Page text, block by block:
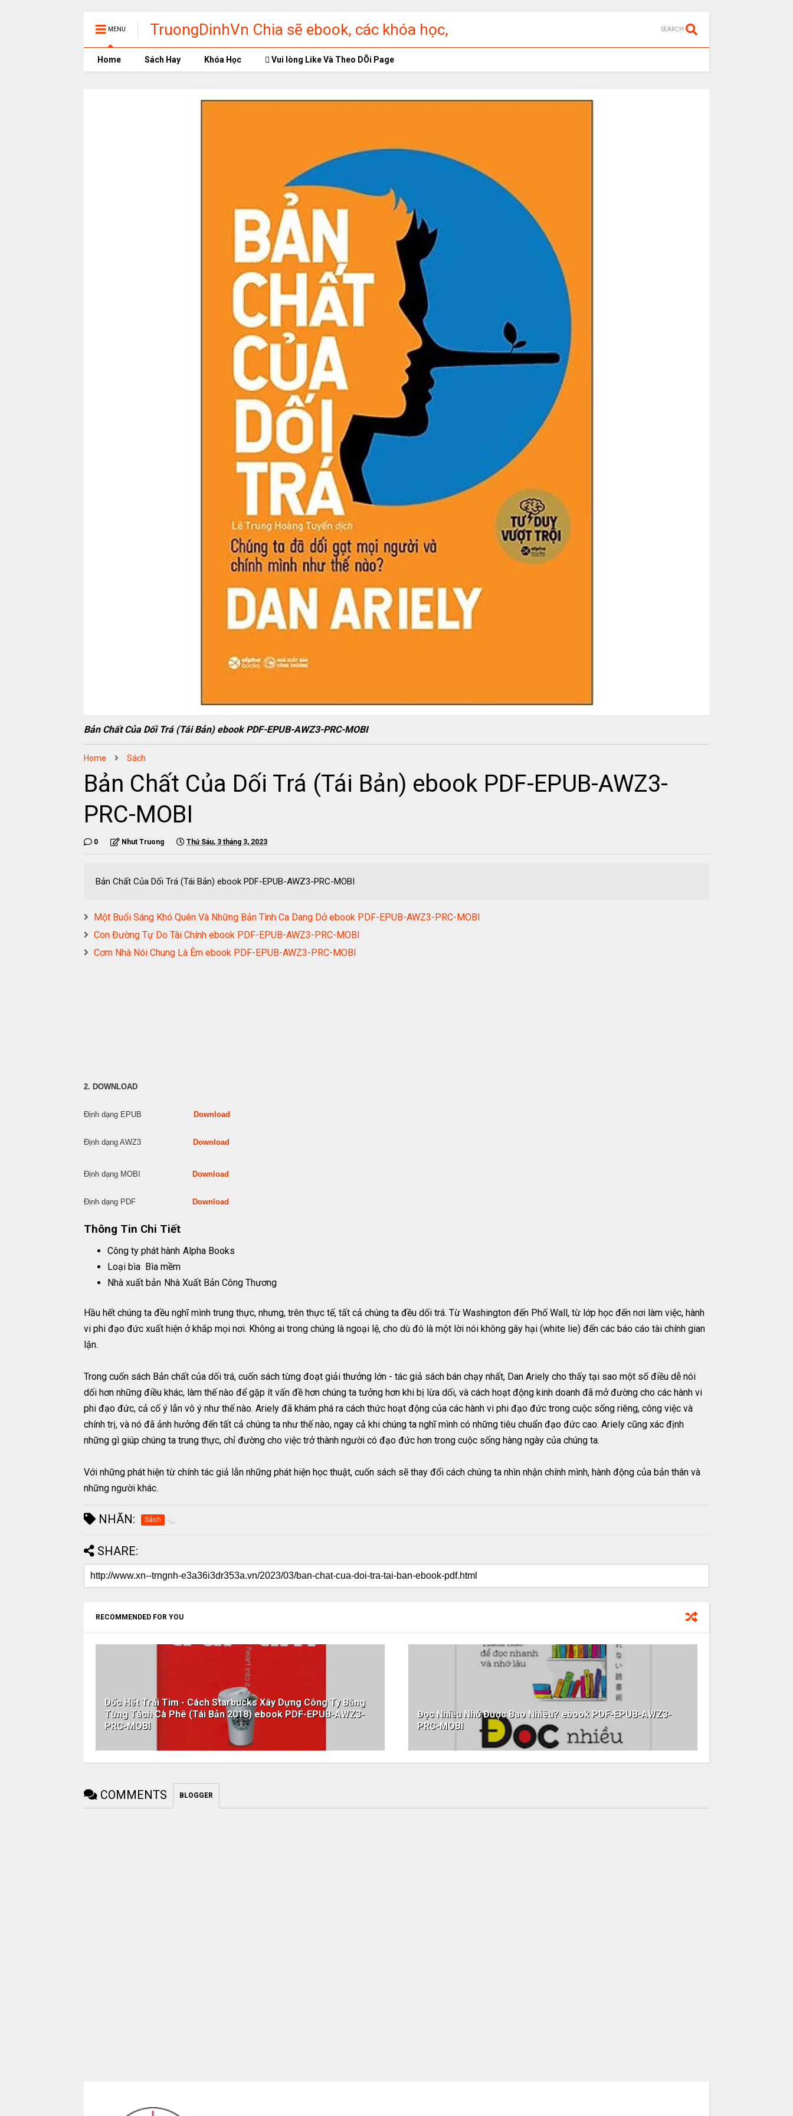
MENU
TruongDinhVn Chia sẽ ebook, các khóa học,
phần mềm học tập miễn phí
SEARCH
Home Sách Hay Khóa Học Vui lòng Like Và Theo DÕi Page
Bản Chất Của Dối Trá (Tái Bản) ebook PDF-EPUB-AWZ3-PRC-MOBI
Home Sách
Bản Chất Của Dối Trá (Tái Bản) ebook PDF-EPUB-AWZ3-
PRC-MOBI
0 Nhut Truong Thứ Sáu, 3 tháng 3, 2023
Bản Chất Của Dối Trá (Tái Bản) ebook PDF-EPUB-AWZ3-PRC-MOBI
Một Buổi Sáng Khó Quên Và Những Bản Tình Ca Dang Dở ebook PDF-EPUB-AWZ3-PRC-MOBI
Con Đường Tự Do Tài Chính ebook PDF-EPUB-AWZ3-PRC-MOBI
Cơm Nhà Nói Chung Là Êm ebook PDF-EPUB-AWZ3-PRC-MOBI
2. DOWNLOAD
Định dạng EPUB Download
Định dạng AWZ3 Download
Định dạng MOBI Download
Định dạng PDF Download
Thông Tin Chi Tiết
Công ty phát hành Alpha Books
Loại bìa Bìa mềm
Nhà xuất bản Nhà Xuất Bản Công Thương
Hầu hết chúng ta đều nghĩ mình trung thực, nhưng, trên thực tế, tất cả chúng ta đều dối trá. Từ Washington đến Phố Wall, từ lớp học đến nơi làm việc, hành
vi phi đạo đức xuất hiện ở khắp mọi nơi. Không ai trong chúng là ngoại lệ, cho dù đó là một lời nói không gây hại (white lie) đến các báo cáo tài chính gian
lận.
Trong cuốn sách Bản chất của dối trá, cuốn sách từng đoạt giải thưởng lớn - tác giả sách bán chạy nhất, Dan Ariely cho thấy tại sao một số điều dễ nói
dối hơn những điều khác, làm thế nào để gặp ít vấn đề hơn chúng ta tưởng hơn khi bị lừa dối, và cách hoạt động kinh doanh đã mở đường cho các hành vi
phi đạo đức, cả cố ý lẫn vô ý như thế nào. Ariely đã khám phá ra cách thức hoạt động của các hành vi phi đạo đức trong cuộc sống riêng, công việc và
chính trị, và nó đã ảnh hưởng đến tất cả chúng ta như thế nào, ngay cả khi chúng ta nghĩ mình có những tiêu chuẩn đạo đức cao. Ariely cũng xác định
những gì giúp chúng ta trung thực, chỉ đường cho việc trở thành người có đạo đức hơn trong cuộc sống hàng ngày của chúng ta.
Với những phát hiện từ chính tác giả lẫn những phát hiện học thuật, cuốn sách sẽ thay đổi cách chúng ta nhìn nhận chính mình, hành động của bản thân và
những người khác.
NHÃN: Sách
SHARE:
RECOMMENDED FOR YOU
Dốc Hết Trái Tim - Cách Starbucks Xây Dựng Công Ty Bằng
Từng Tách Cà Phê (Tái Bản 2018) ebook PDF-EPUB-AWZ3-
PRC-MOBI
Đọc Nhiều Nhớ Được Bao Nhiêu? ebook PDF-EPUB-AWZ3-
PRC-MOBI
COMMENTS BLOGGER